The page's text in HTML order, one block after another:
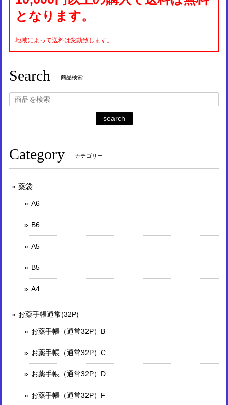
となります。
地域によって送料は変動致します。
Search 商品検索
search
Category カテゴリー
薬袋
A6
B6
A5
B5
A4
お薬手帳通常(32P)
お薬手帳（通常32P）B
お薬手帳（通常32P）C
お薬手帳（通常32P）D
お薬手帳（通常32P）F